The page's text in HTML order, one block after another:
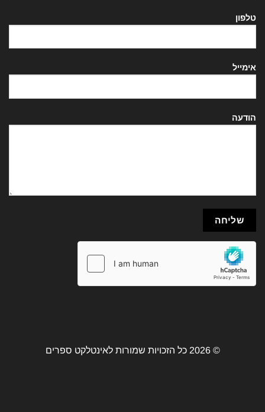
טלפון
אימייל
הודעה
© 2026 כל הזכויות שמורות לאינטלקט ספרים